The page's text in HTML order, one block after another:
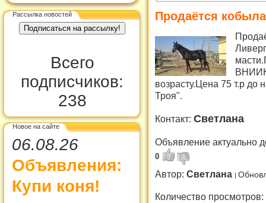
Рассылка новостей
Всего
подписчиков:
238
Новое на сайте
06.08.26
Объявления:
Купи коня!
Продаётся
возрасту.Цена 75 т.р до
Троя".
Контакт: Светлана
Объявление актуально
0
Автор: Светлана
Количество просмотров: